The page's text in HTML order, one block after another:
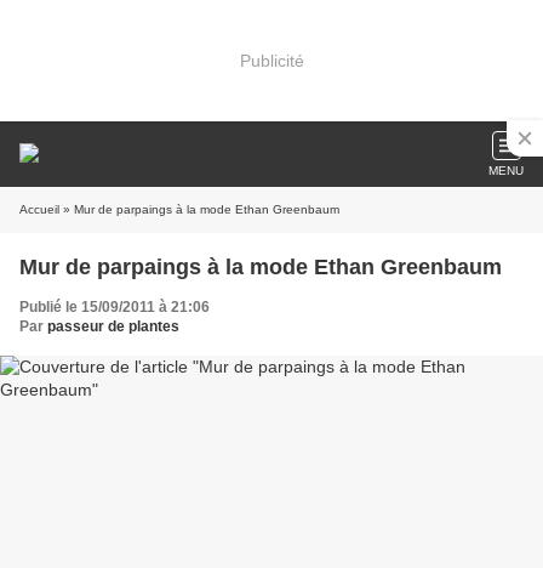
Publicité
MENU
Accueil » Mur de parpaings à la mode Ethan Greenbaum
Mur de parpaings à la mode Ethan Greenbaum
Publié le 15/09/2011 à 21:06
Par passeur de plantes